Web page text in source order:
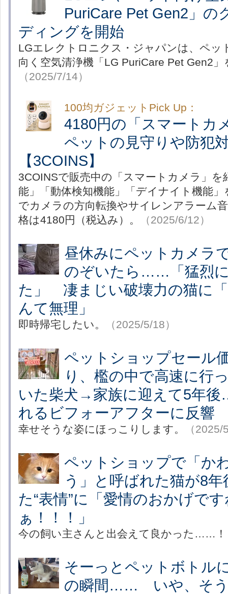
PuriCare Pet Gen2」の
ディングを開始
LGエレクトロニクス・ジャパンは、ペッ
向く空気清浄機「LG PuriCare Pet Gen2
（2025/7/14）
100均ガジェットPick Up：
4180円の「スマート
ペットの見守りや防犯
【3COINS】
3COINSで販売中の「スマートカメラ」を
能」「動体検知機能」「デイナイト機能
でカメラの方向転換やサイレンアラーム
格は4180円（税込み）。
（2025/6/12）
昼休みにペットカメラ
のぞいたら……「猛烈
た」 凄まじい破壊力の猫に
んて無理」
即時帰宅したい。 （2025/5/18）
ペットショップセール
り、檻の中で高速に行
いた柴犬→家族に迎えて5年
れるビフォーアフターに反響
幸せそうな姿にほっこりします。 （
ペットショップで「か
う」と呼ばれた猫が8
た“表情”に「愛情のおかげで
ぁ！！！」
今の飼い主さんと出会えて良かった……！
そーっとペットボトル
の瞬間…… いや、そう